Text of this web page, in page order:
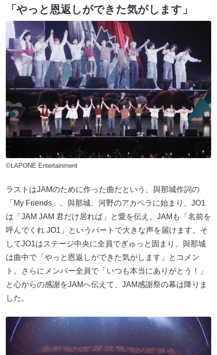
「やっと恩返しができた気がします」
©LAPONE Entertainment
ラストはJAMのために作った曲だという、與那城作詞の
「My Friends」。與那城、河野のアカペラに始まり、JO1
は「JAM JAM 君だけ居れば」と愛を伝え、JAMも「名前を
呼んでくれ JO1」というパートで大きな声を届けます。そ
してJO1はステージ中央に全員でぎゅっと固まり、與那城
は曲中で「やっと恩返しができた気がします」とコメン
ト。さらにメンバー全員で「いつも本当にありがとう！」
と心からの感謝をJAMへ伝えて、JAM感謝祭の幕は降りま
した。